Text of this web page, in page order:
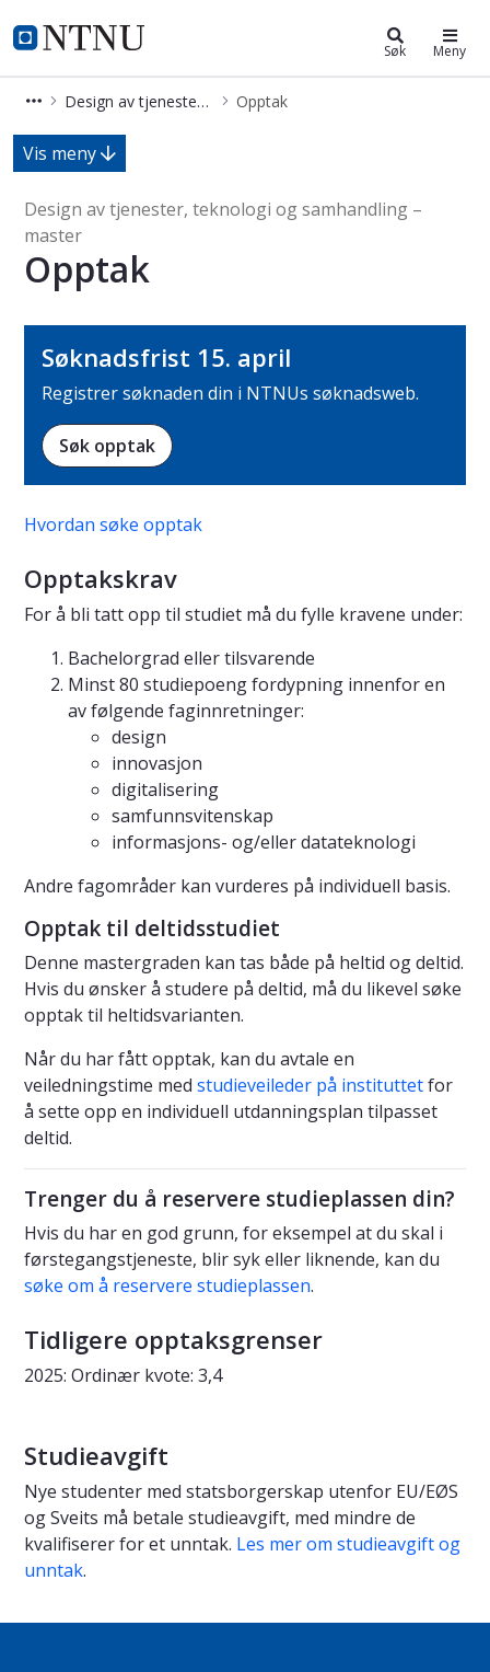
NTNU Hjemmeside
Design av tjenester; teknologi og
Søk Meny
Design av tjenester; teknologi og samhandling – master (MDTS) Opptak
Opptak - Design av tjenester,
Vis meny
Design av tjenester, teknologi og samhandling –
master
Opptak
Søknadsfrist 15. april
Registrer søknaden din i NTNUs søknadsweb.
Søk opptak
Hvordan søke opptak
Opptakskrav
For å bli tatt opp til studiet må du fylle kravene under:
Bachelorgrad eller tilsvarende
Minst 80 studiepoeng fordypning innenfor en
av følgende faginnretninger:
design
innovasjon
digitalisering
samfunnsvitenskap
informasjons- og/eller datateknologi
Andre fagområder kan vurderes på individuell basis.
Opptak til deltidsstudiet
Denne mastergraden kan tas både på heltid og deltid.
Hvis du ønsker å studere på deltid, må du likevel søke
opptak til heltidsvarianten.
Når du har fått opptak, kan du avtale en
veiledningstime med studieveileder på instituttetfor
å sette opp en individuell utdanningsplan tilpasset
deltid.
Trenger du å reservere studieplassen din?
Hvis du har en god grunn, for eksempel at du skal i
førstegangstjeneste, blir syk eller liknende, kan du
søke om å reservere studieplassen.
Tidligere opptaksgrenser
2025: Ordinær kvote: 3,4
Studieavgift
Nye studenter med statsborgerskap utenfor EU/EØS
og Sveits må betale studieavgift, med mindre de
kvalifiserer for et unntak. Les mer om studieavgift og
unntak.